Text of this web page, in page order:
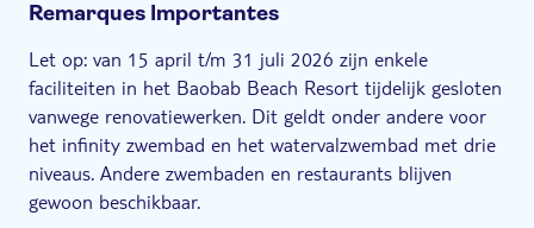
Remarques Importantes
Let op: van 15 april t/m 31 juli 2026 zijn enkele
faciliteiten in het Baobab Beach Resort tijdelijk gesloten
vanwege renovatiewerken. Dit geldt onder andere voor
het infinity zwembad en het watervalzwembad met drie
niveaus. Andere zwembaden en restaurants blijven
gewoon beschikbaar.